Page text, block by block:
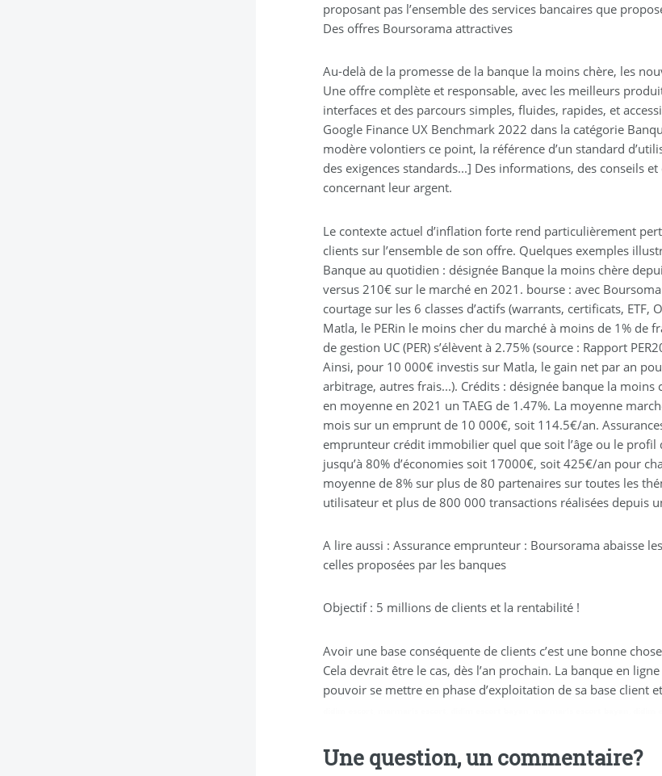
proposant pas l’ensemble des services bancaires que
Des offres Boursorama attractives
Au-delà de la promesse de la banque la moins chère, les
Une offre complète et responsable, avec les meilleurs
interfaces et des parcours simples, fluides, rapides, et
Google Finance UX Benchmark 2022 dans la catégorie
modère volontiers ce point, la référence d’un standard
des exigences standards...] Des informations, des conseils
concernant leur argent.
Le contexte actuel d’inflation forte rend particulièrement
clients sur l’ensemble de son offre. Quelques exemples
Banque au quotidien : désignée Banque la moins chère
versus 210€ sur le marché en 2021. bourse : avec
courtage sur les 6 classes d’actifs (warrants, certificats,
Matla, le PERin le moins cher du marché à moins de 1%
de gestion UC (PER) s’élèvent à 2.75% (source : Rapport
Ainsi, pour 10 000€ investis sur Matla, le gain net par an
arbitrage, autres frais...). Crédits : désignée banque la
en moyenne en 2021 un TAEG de 1.47%. La moyenne
mois sur un emprunt de 10 000€, soit 114.5€/an.
emprunteur crédit immobilier quel que soit l’âge ou le
jusqu’à 80% d’économies soit 17000€, soit 425€/an pour
moyenne de 8% sur plus de 80 partenaires sur toutes les
utilisateur et plus de 800 000 transactions réalisées depuis
A lire aussi : Assurance emprunteur : Boursorama abaisse
celles proposées par les banques
Objectif : 5 millions de clients et la rentabilité !
Avoir une base conséquente de clients c’est une bonne
Cela devrait être le cas, dès l’an prochain. La banque en
pouvoir se mettre en phase d’exploitation de sa base client
Une question, un commentaire?